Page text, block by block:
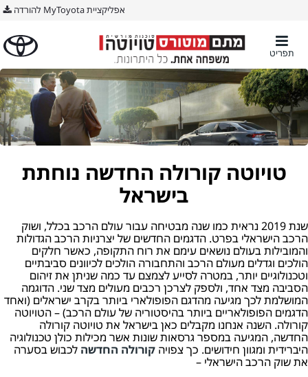
אפליקציית MyToyota להורדה
תפריט
טויוטה קורולה החדשה נוחתת
בישראל
שנת 2019 נראית כמו שנה מבטיחה עבור עולם הרכב בכלל, ושוק
הרכב הישראלי בפרט. הדגמים החדשים של יצרניות הרכב הגדולות
והמובילות בעולם נושאים עימם את רוח התקופה, כאשר חלקים
הולכים וגדלים מעולם הרכב והתחבורה הולכים לכיוונים סביבתיים
וטכנולוגיים יותר, במטרה לסייע לצמצם עד כמה שניתן את זיהום
הסביבה מצד אחד, ולספק לצרכן רכבים מעולים מצד שני. הדוגמה
המושלמת לכך מגיעה מהדגם הפופולארי ביותר בקרב ישראלים (ואחד
הדגמים הפופולאריים ביותר בהיסטוריה של עולם הרכב) – הטויוטה
קורולה. השנה אנחנו מקבלים כאן בישראל את טויוטה קורולה
החדשה, המגיעה במספר גרסאות שונות אשר מכילות כולן טכנולוגיה
היברידית ומגוון חידושים. כך צפויה קורולה החדשה לכבוש בסערה
את שוק הרכב הישראלי –